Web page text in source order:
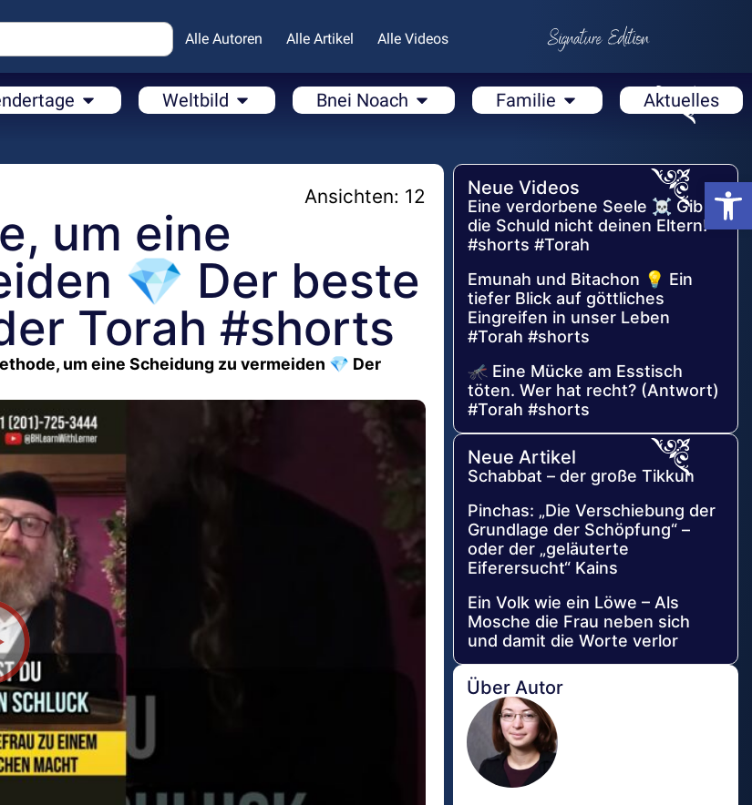
Alle Autoren Alle Artikel Alle Videos
Weltbild Bnei Noach Familie Aktuelles
Ansichten: 12
um eine
💎 Der beste
Torah #shorts
um eine Scheidung zu vermeiden 💎 Der
Neue Videos
Eine verdorbene Seele ☠️ Gib
die Schuld nicht deinen Eltern!
#shorts #Torah
Emunah und Bitachon 💡 Ein
tiefer Blick auf göttliches
Eingreifen in unser Leben
#Torah #shorts
🦟 Eine Mücke am Esstisch
töten. Wer hat recht? (Antwort)
#Torah #shorts
Neue Artikel
Schabbat – der große Tikkun
Pinchas: „Die Verschiebung der
Grundlage der Schöpfung“ –
oder der „geläuterte
Eiferersucht“ Kains
Ein Volk wie ein Löwe – Als
Mosche die Frau neben sich
und damit die Worte verlor
Über Autor